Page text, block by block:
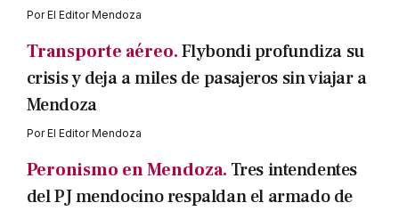
PorEl Editor Mendoza
Transporte aéreo.Flybondi profundiza su
crisis y deja a miles de pasajeros sin viajar a
Mendoza
PorEl Editor Mendoza
Peronismo en Mendoza. Tres intendentes
del PJ mendocino respaldan el armado de